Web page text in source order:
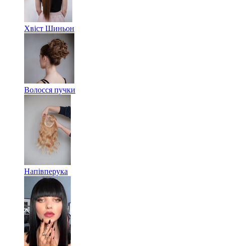
Хвіст Шиньон
Волосся пучки
Напівперука